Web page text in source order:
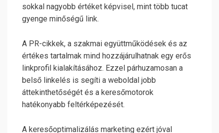
sokkal nagyobb értéket képvisel, mint több tucat
gyenge minőségű link.
A PR-cikkek, a szakmai együttműködések és az
értékes tartalmak mind hozzájárulhatnak egy erős
linkprofil kialakításához. Ezzel párhuzamosan a
belső linkelés is segíti a weboldal jobb
áttekinthetőségét és a keresőmotorok
hatékonyabb feltérképezését.
A keresőoptimalizálás marketing ezért jóval